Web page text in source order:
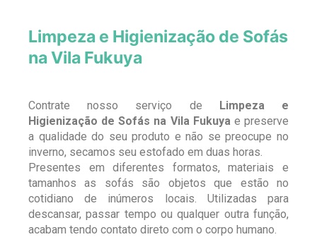
Limpeza e Higienização de Sofás
na Vila Fukuya
Contrate nosso serviço de Limpeza e
Higienização de Sofás na Vila Fukuyae preserve
a qualidade do seu produto e não se preocupe no
inverno, secamos seu estofado em duas horas.
Presentes em diferentes formatos, materiais e
tamanhos as sofás são objetos que estão no
cotidiano de inúmeros locais. Utilizadas para
descansar, passar tempo ou qualquer outra função,
acabam tendo contato direto com o corpo humano.